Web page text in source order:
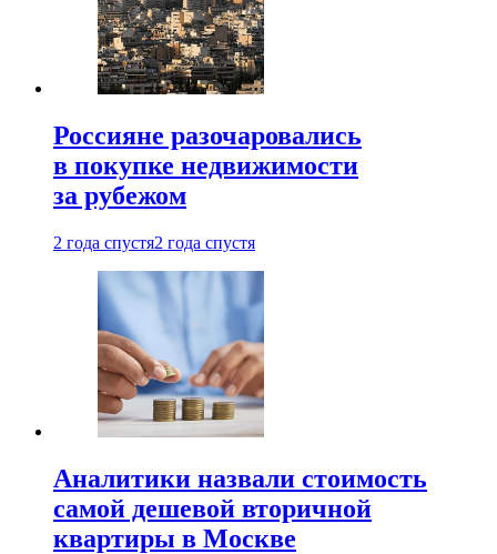
Россияне разочаровались
в покупке недвижимости
за рубежом
2 года спустя2 года спустя
Аналитики назвали стоимость
самой дешевой вторичной
квартиры в Москве